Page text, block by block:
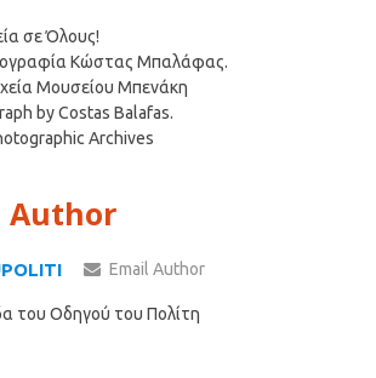
σε Όλους!
Κώστας Μπαλάφας.
Μουσείου Μπενάκη
by Costas Balafas.
Archives
Author
Email Author
του Οδηγού του Πολίτη